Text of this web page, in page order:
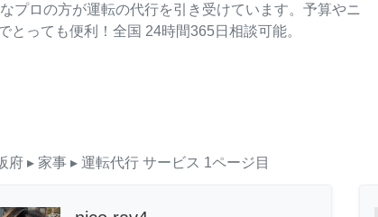
プロの方が運転の代行を引き受けています。予算やニ
っても便利！全国 24時間365日相談可能。
府 ▸ 家事 ▸ 運転代行 サービス 1ページ目